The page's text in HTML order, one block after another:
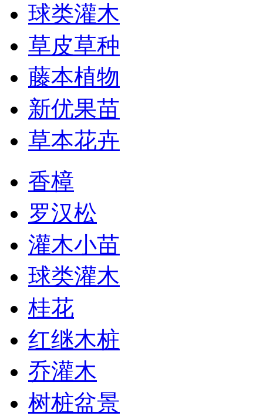
球类灌木
草皮草种
藤本植物
新优果苗
草本花卉
香樟
罗汉松
灌木小苗
球类灌木
桂花
红继木桩
乔灌木
树桩盆景